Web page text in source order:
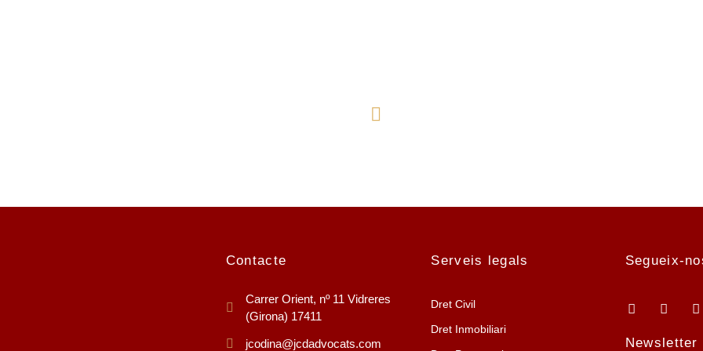
Contacte
Carrer Orient, nº 11 Vidreres
(Girona) 17411
jcodina@jcdadvocats.com
Serveis legals
Dret Civil
Dret Inmobiliari
Segueix-
Newsletter